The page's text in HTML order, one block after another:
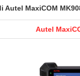
Autel MaxiCOM
Autel